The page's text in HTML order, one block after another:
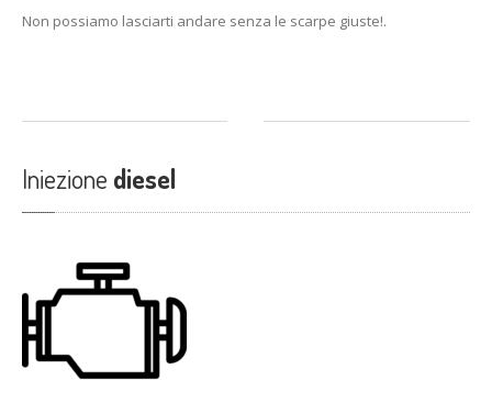
Non possiamo lasciarti andare senza le scarpe giuste!.
Iniezione diesel